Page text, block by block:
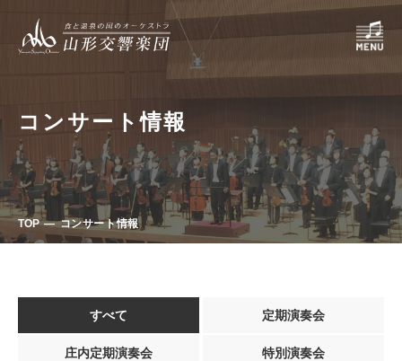
コンサート情報
TOP コンサート情報
すべて 定期演奏会
庄内定期演奏会 特別演奏会